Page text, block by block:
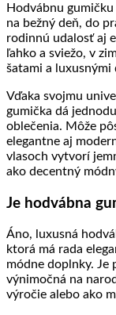
Hodvábnu
na bežný deň, do
rodinnú udalosť aj
ľahko a sviežo, v
šatami a luxusnými
Vďaka svojmu
gumička dá
oblečenia. Môže
elegantne aj
vlasoch vytvorí
ako decentný
Je hodvábna
Áno, luxusná
ktorá má rada
módne doplnky. Je
výnimočná na
výročie alebo ako